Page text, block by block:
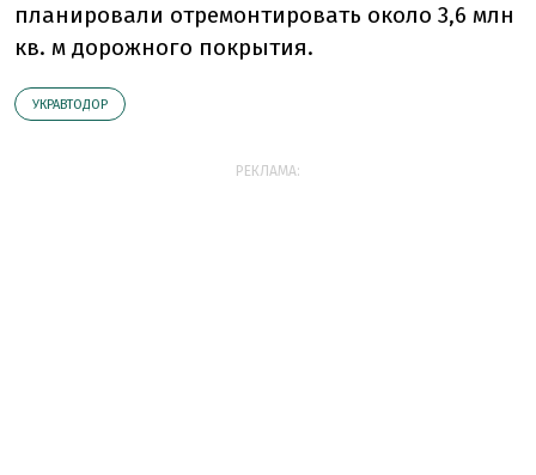
планировали отремонтировать около 3,6 млн
кв. м дорожного покрытия.
УКРАВТОДОР
РЕКЛАМА: